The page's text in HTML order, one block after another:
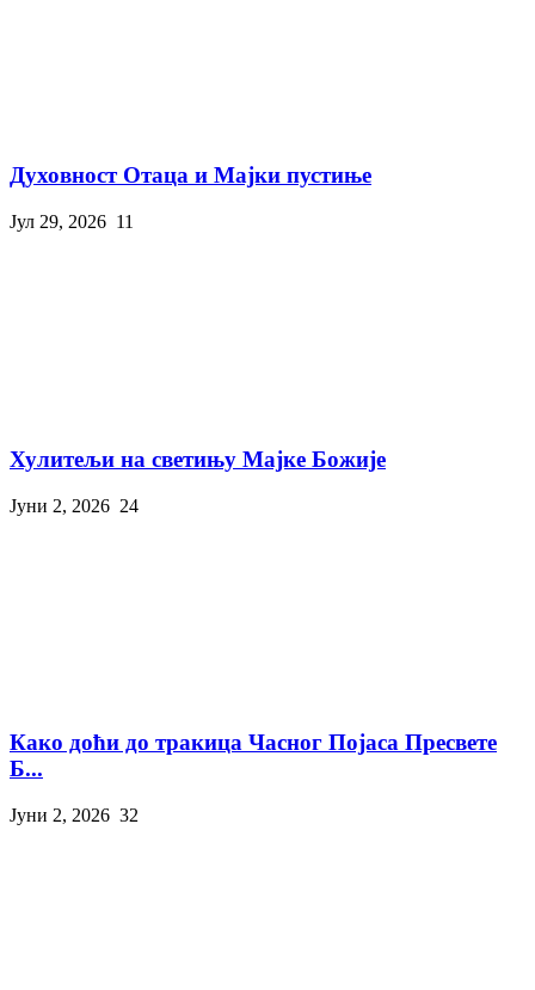
Духовност Отаца и Мајки пустиње
Јул 29, 2026 11
Хулитељи на светињу Мајке Божије
Јуни 2, 2026 24
Како доћи до тракица Часног Појаса Пресвете
Б...
Јуни 2, 2026 32